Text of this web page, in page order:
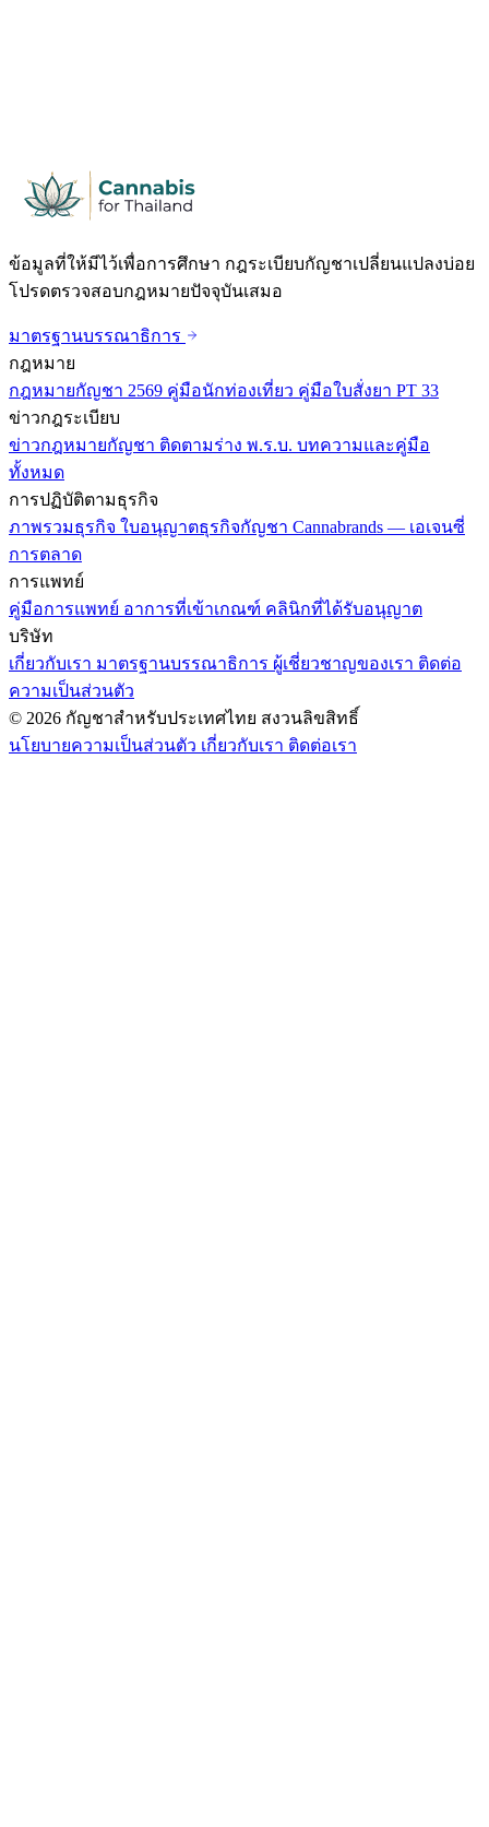
ข้อมูลที่ให้มีไว้เพื่อการศึกษา กฎระเบียบกัญชาเปลี่ยนแปลงบ่อย
โปรดตรวจสอบกฎหมายปัจจุบันเสมอ
มาตรฐานบรรณาธิการ
กฎหมาย
กฎหมายกัญชา 2569 คู่มือนักท่องเที่ยว คู่มือใบสั่งยา PT 33
ข่าวกฎระเบียบ
ข่าวกฎหมายกัญชา ติดตามร่าง พ.ร.บ. บทความและคู่มือ
ทั้งหมด
การปฏิบัติตามธุรกิจ
ภาพรวมธุรกิจ ใบอนุญาตธุรกิจกัญชา Cannabrands — เอเจนซี่
การตลาด
การแพทย์
คู่มือการแพทย์ อาการที่เข้าเกณฑ์ คลินิกที่ได้รับอนุญาต
บริษัท
เกี่ยวกับเรา มาตรฐานบรรณาธิการ ผู้เชี่ยวชาญของเรา ติดต่อ
ความเป็นส่วนตัว
© 2026 กัญชาสำหรับประเทศไทย สงวนลิขสิทธิ์
นโยบายความเป็นส่วนตัว เกี่ยวกับเรา ติดต่อเรา